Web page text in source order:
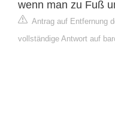
wenn man zu Fuß
Antrag auf Entfernung
vollständige Antwort auf